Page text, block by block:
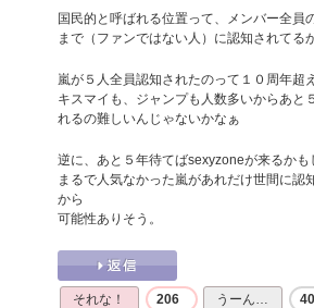
国民的と呼ばれる位置って、メンバー全員
まで（ファンではない人）に認知されてる
嵐が５人全員認知されたのって１０周年超
キスマイも、ジャンプも人数多いからあと
れるの難しいんじゃないかなぁ
逆に、あと５年待てばsexyzoneが来るかも
まるで人気なかった嵐があれだけ世間に認
から
可能性ありそう。
それな！ 206 うーん…